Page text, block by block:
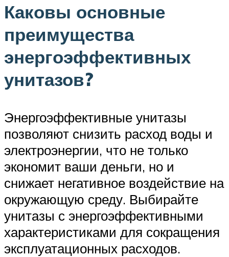
Каковы основные
преимущества
энергоэффективных
унитазов?
Энергоэффективные унитазы
позволяют снизить расход воды и
электроэнергии, что не только
экономит ваши деньги, но и
снижает негативное воздействие на
окружающую среду. Выбирайте
унитазы с энергоэффективными
характеристиками для сокращения
эксплуатационных расходов.